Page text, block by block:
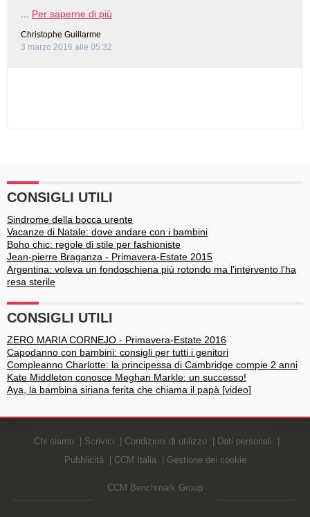
Per saperne di più
Christophe Guillarme
3 marzo 2016 alle 05:32
CONSIGLI UTILI
Sindrome della bocca urente
Vacanze di Natale: dove andare con i bambini
Boho chic: regole di stile per fashioniste
Jean-pierre Braganza - Primavera-Estate 2015
Argentina: voleva un fondoschiena più rotondo ma l'intervento l'ha
resa sterile
CONSIGLI UTILI
ZERO MARIA CORNEJO - Primavera-Estate 2016
Capodanno con bambini: consigli per tutti i genitori
Compleanno Charlotte: la principessa di Cambridge compie 2 anni
Kate Middleton conosce Meghan Markle: un successo!
Aya, la bambina siriana ferita che chiama il papà [video]
Chi siamo Scrivici Condizioni di utilizzo
Dati personali
Pubblicità
CCM Italia Gestione dei cookie
CCM Benchmark Group